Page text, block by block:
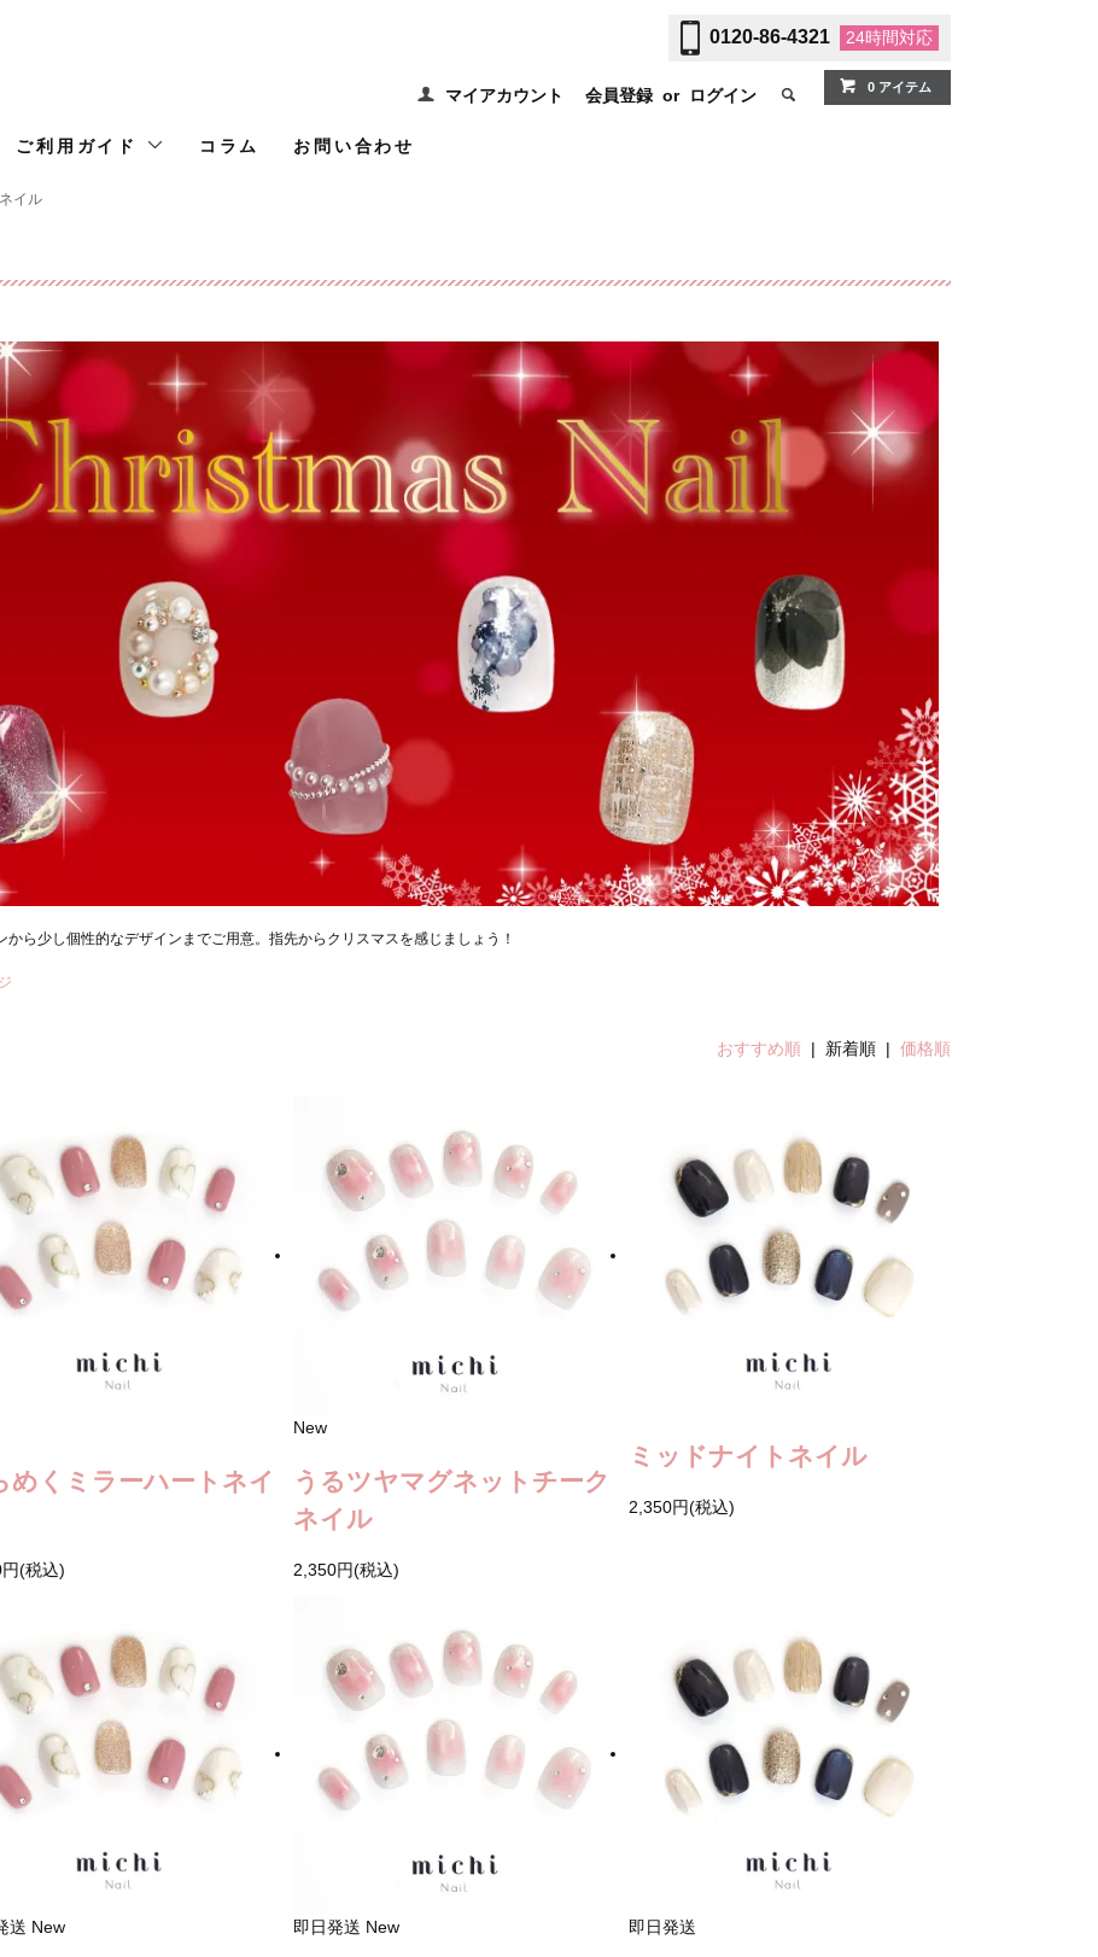
0120-86-4321 24時間対応
マイアカウント 会員登録 or ログイン 0 アイテム
ご利用ガイド コラム お問い合わせ
イル
ら少し個性的なデザインまでご用意。指先からクリスマスを感じましょう！
おすすめ順 | 新着順 | 価格順
めくミラーハートネイ
(税込)
New
うるツヤマグネットチーク
ネイル
2,350円(税込)
ミッドナイトネイル
2,350円(税込)
送 New 即日発送 New 即日発送